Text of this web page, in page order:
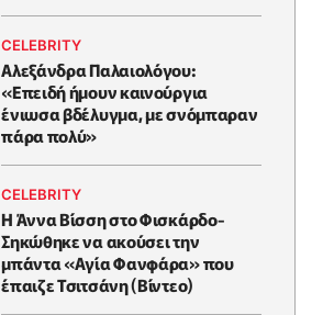
CELEBRITY
Αλεξάνδρα Παλαιολόγου:
«Επειδή ήμουν καινούργια
ένιωσα βδέλυγμα, με σνόμπαραν
πάρα πολύ»
CELEBRITY
Η Άννα Βίσση στο Φισκάρδο-
Σηκώθηκε να ακούσει την
μπάντα «Αγία Φανφάρα» που
έπαιζε Τσιτσάνη (Βίντεο)